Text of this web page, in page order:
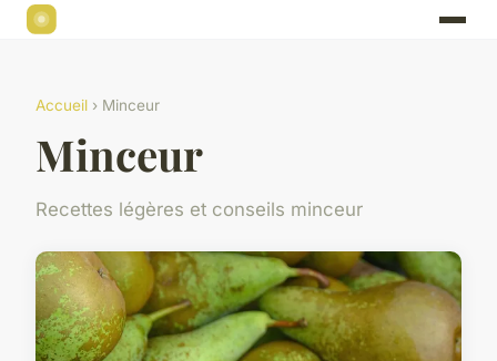
Accueil › Minceur
Minceur
Recettes légères et conseils minceur